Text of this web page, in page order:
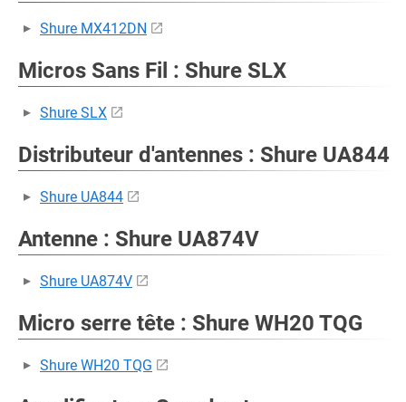
Shure MX412DN
Micros Sans Fil : Shure SLX
Shure SLX
Distributeur d'antennes : Shure UA844
Shure UA844
Antenne : Shure UA874V
Shure UA874V
Micro serre tête : Shure WH20 TQG
Shure WH20 TQG